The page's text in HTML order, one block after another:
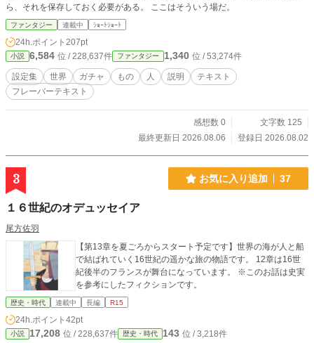
ら、それを保存しておく必要がある。 ここはそういう場だ。
ファンタジー 連載中 ｼｮｰﾄｼｮｰﾄ
24h.ポイント 207pt
小説 6,584 位 / 228,637件 ファンタジー 1,340 位 / 53,274件
設定集 世界 ガチャ もの 人 説明
テキスト
フレーバーテキスト
感想数 0
文字数 125
最終更新日 2026.08.06
登録日 2026.08.02
3 お気に入り追加 37
１６世紀のオデュッセイア
尾方佐羽
【第13章を夏ごろからスタート予定です】世界の海が人と船
で結ばれていく16世紀の遥かな旅の物語です。 12章は16世
紀後半のフランスが舞台になっています。 ※このお話は史実
を参考にしたフィクションです。
歴史・時代 連載中 長編 R15
24h.ポイント 42pt
小説 17,208 位 / 228,637件 歴史・時代 143 位 / 3,218件